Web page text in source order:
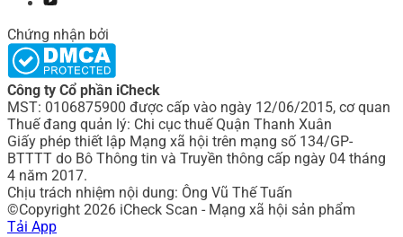
Chứng nhận bởi
Công ty Cổ phần iCheck
MST: 0106875900 được cấp vào ngày 12/06/2015, cơ quan
Thuế đang quản lý: Chi cục thuế Quận Thanh Xuân
Giấy phép thiết lập Mạng xã hội trên mạng số 134/GP-
BTTTT do Bô Thông tin và Truyền thông cấp ngày 04 tháng
4 năm 2017.
Chịu trách nhiệm nội dung: Ông Vũ Thế Tuấn
©Copyright 2026 iCheck Scan - Mạng xã hội sản phẩm
Tải App